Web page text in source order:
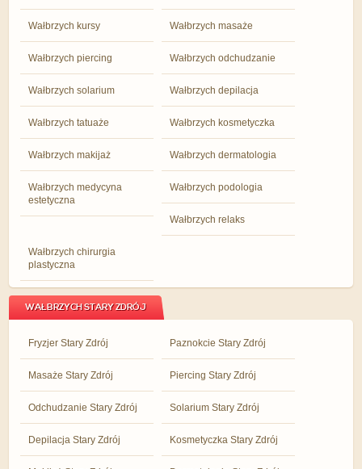
Wałbrzych kursy Wałbrzych masaże
Wałbrzych piercing Wałbrzych odchudzanie
Wałbrzych solarium Wałbrzych depilacja
Wałbrzych tatuaże Wałbrzych kosmetyczka
Wałbrzych makijaż Wałbrzych dermatologia
Wałbrzych medycyna
estetyczna
Wałbrzych podologia
Wałbrzych relaks
Wałbrzych chirurgia
plastyczna
WAŁBRZYCH STARY ZDRÓJ
Fryzjer Stary Zdrój Paznokcie Stary Zdrój
Masaże Stary Zdrój Piercing Stary Zdrój
Odchudzanie Stary Zdrój Solarium Stary Zdrój
Depilacja Stary Zdrój Kosmetyczka Stary Zdrój